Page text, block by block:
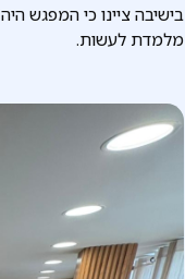
בישיבה ציינו כי המפגש
מלמדת לעשות.